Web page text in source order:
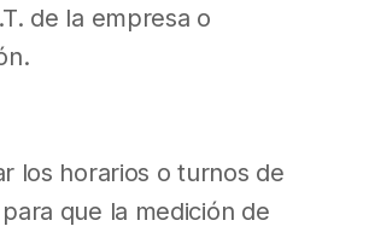
de la empresa o
los horarios o turnos de
que la medición de